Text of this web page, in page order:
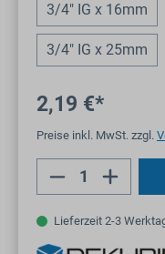
3/4" IG x 16mm
3/4" IG x 25mm
2,19 €*
Preise inkl. MwSt. zzgl.
Produkt
Lieferzeit 2-3